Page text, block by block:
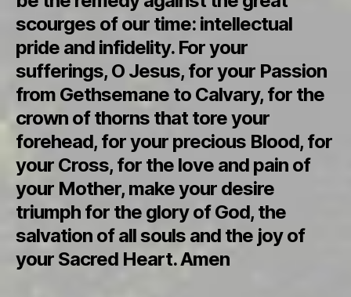
scourges of our time: intellectual
pride and infidelity. For your
sufferings, O Jesus, for your Passion
from Gethsemane to Calvary, for the
crown of thorns that tore your
forehead, for your precious Blood, for
your Cross, for the love and pain of
your Mother, make your desire
triumph for the glory of God, the
salvation of all souls and the joy of
your Sacred Heart. Amen